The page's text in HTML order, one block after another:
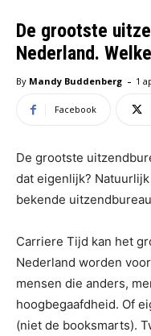
De grootste
Nederland.
By Mandy Buddenberg - 1
Facebook
De grootste
dat eigenlijk?
bekende
Carriere Tijd kan het
Nederland worden
mensen die anders,
hoogbegaafdheid. Of
(niet de booksmarts).